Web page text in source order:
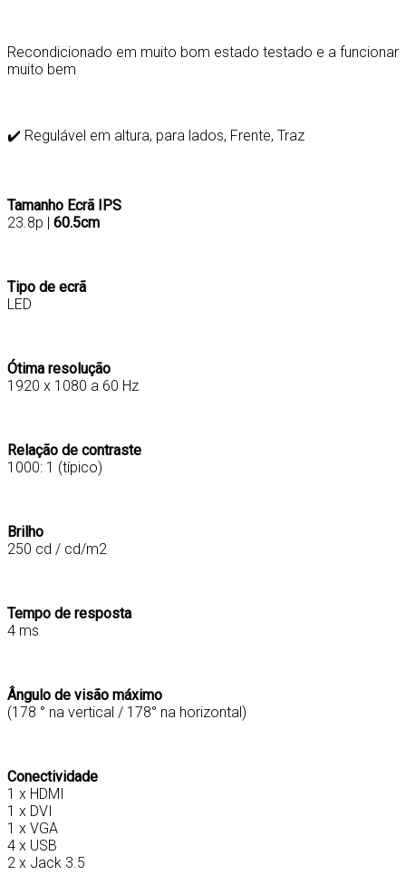
Recondicionado em muito bom estado testado e a funcionar
muito bem
✔️ Regulável em altura, para lados, Frente, Traz
Tamanho Ecrã IPS
23.8p | 60.5cm
Tipo de ecrã
LED
Ótima resolução
1920 x 1080 a 60 Hz
Relação de contraste
1000: 1 (típico)
Brilho
250 cd / cd/m2
Tempo de resposta
4 ms
Ângulo de visão máximo
(178 ° na vertical / 178° na horizontal)
Conectividade
1 x HDMI
1 x DVI
1 x VGA
4 x USB
2 x Jack 3.5